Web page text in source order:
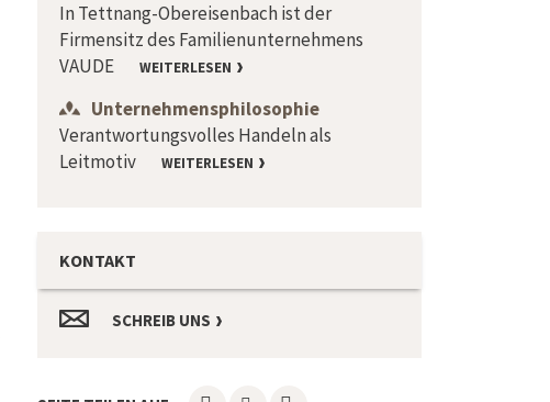
In Tettnang-Obereisenbach ist der
Firmensitz des Familienunternehmens
VAUDE
WEITERLESEN
Unternehmensphilosophie
Verantwortungsvolles Handeln als
Leitmotiv
WEITERLESEN
KONTAKT
SCHREIB UNS